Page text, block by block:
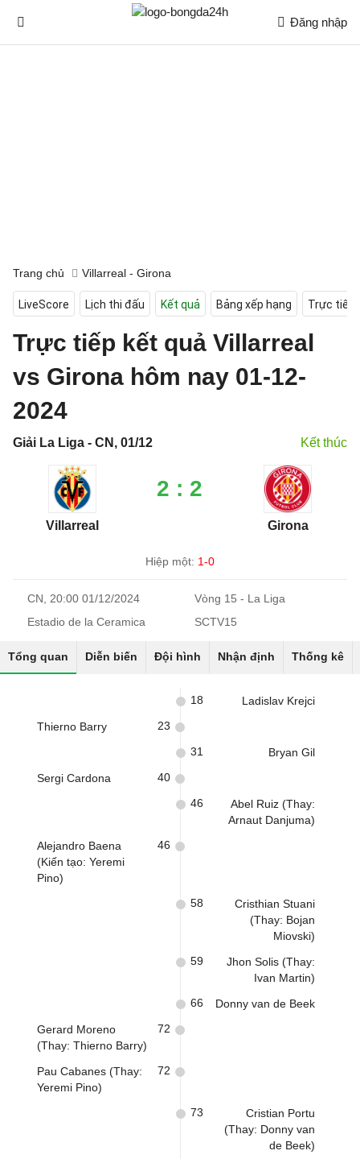
Đăng nhập
Trang chủ Villarreal - Girona
LiveScore Lịch thi đấu Kết quả Bảng xếp hạng Trực tiếp
Trực tiếp kết quả Villarreal
vs Girona hôm nay 01-12-
2024
Giải La Liga - CN, 01/12 Kết thúc
Villarreal
2 : 2
Girona
Hiệp một: 1-0
CN, 20:00 01/12/2024
Vòng 15 - La Liga
Estadio de la Ceramica
SCTV15
Tổng quan Diễn biến Đội hình Nhận định Thống kê
Ladislav Krejci
18
Thierno Barry 23
Bryan Gil
31
Sergi Cardona 40
Abel Ruiz (Thay:
Arnaut Danjuma)
46
Alejandro Baena
(Kiến tạo: Yeremi
Pino)
46
Cristhian Stuani
(Thay: Bojan
Miovski)
58
Jhon Solis (Thay:
Ivan Martin)
59
Donny van de Beek
66
Gerard Moreno
(Thay: Thierno Barry)
72
Pau Cabanes (Thay:
Yeremi Pino)
72
Cristian Portu
(Thay: Donny van
de Beek)
73